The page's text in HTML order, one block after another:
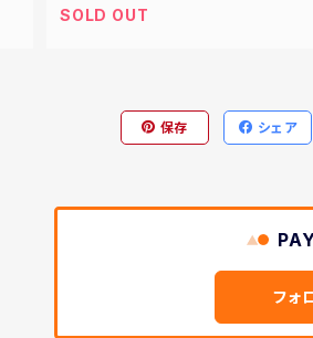
SOLD OUT
保存 シェア
フォ